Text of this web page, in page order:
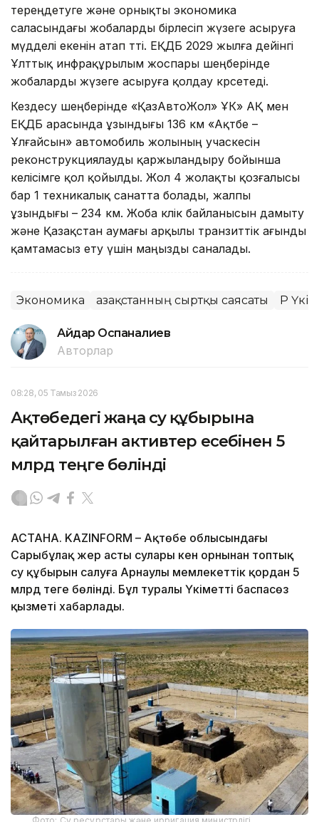
тереңдетуге және орнықты экономика
саласындағы жобаларды бірлесіп жүзеге асыруға
мүдделі екенін атап өтті. ЕҚДБ 2029 жылға дейінгі
Ұлттық инфрақұрылым жоспары шеңберінде
жобаларды жүзеге асыруға қолдау көрсетеді.
Кездесу шеңберінде «ҚазАвтоЖол» ҰК» АҚ мен
ЕҚДБ арасында ұзындығы 136 км «Ақтөбе –
Ұлғайсын» автомобиль жолының учаскесін
реконструкциялауды қаржыландыру бойынша
келісімге қол қойылды. Жол 4 жолақты қозғалысы
бар 1 техникалық санатта болады, жалпы
ұзындығы – 234 км. Жоба көлік байланысын дамыту
және Қазақстан аумағы арқылы транзиттік ағынды
қамтамасыз ету үшін маңызды саналады.
Экономика Қазақстанның сыртқы саясаты ҚР
Айдар Оспаналиев
Авторлар
08:28, 05 Тамыз 2026
Ақтөбедегі жаңа су құбырына
қайтарылған активтер есебінен 5
млрд теңге бөлінді
АСТАНА. KAZINFORM – Ақтөбе облысындағы
Сарыбұлақ жер асты сулары кен орнынан топтық
су құбырын салуға Арнаулы мемлекеттік қордан 5
млрд теңге бөлінді. Бұл туралы Үкіметтің баспасөз
қызметі хабарлады.